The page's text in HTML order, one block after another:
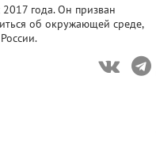
года. Он призван
об окружающей среде,